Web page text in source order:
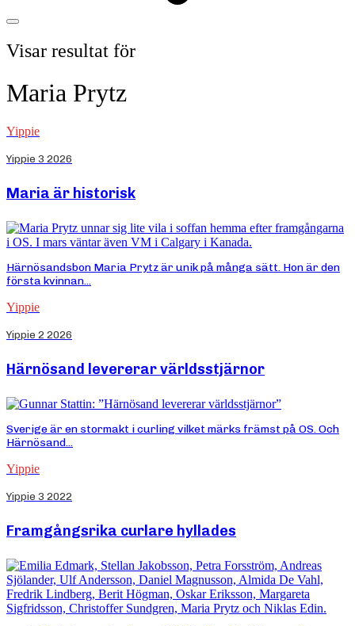
Visar resultat för
Maria Prytz
Yippie
Yippie 3 2026
Maria är historisk
Härnösandsbon Maria Prytz är unik på många sätt. Hon är den
första kvinnan...
Yippie
Yippie 2 2026
Härnösand levererar världsstjärnor
Sverige är en stormakt i curling vilket märks främst på OS. Och
Härnösand...
Yippie
Yippie 3 2022
Framgångsrika curlare hyllades